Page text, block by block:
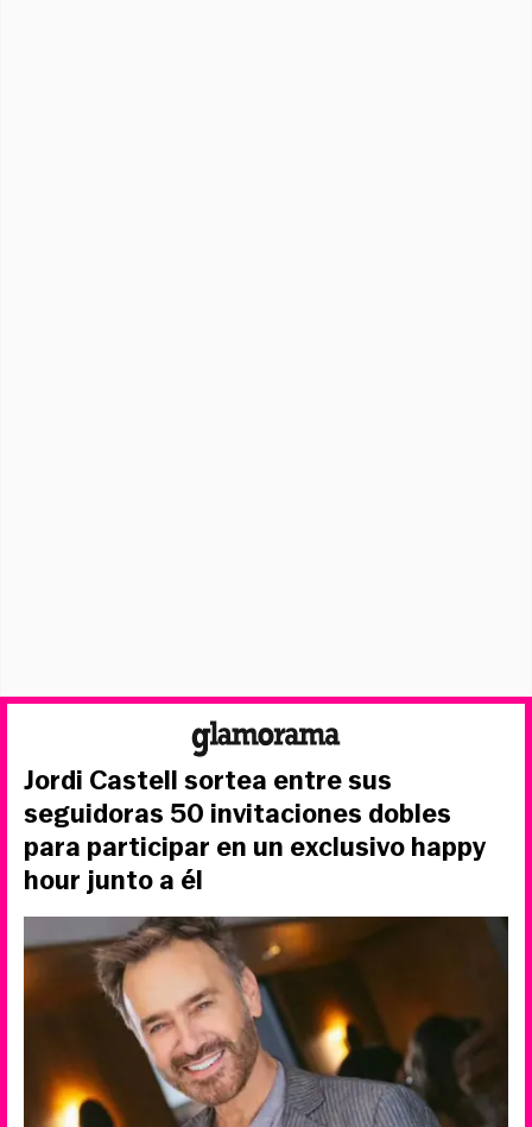
Jordi Castell sortea entre sus
seguidoras 50 invitaciones dobles
para participar en un exclusivo happy
hour junto a él